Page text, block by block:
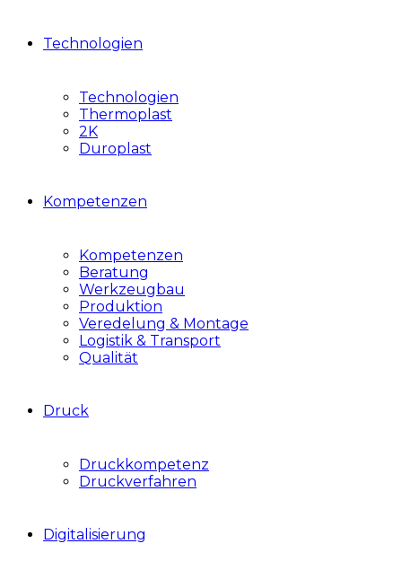
Technologien
Technologien
Thermoplast
2K
Duroplast
Kompetenzen
Kompetenzen
Beratung
Werkzeugbau
Produktion
Veredelung & Montage
Logistik & Transport
Qualität
Druck
Druckkompetenz
Druckverfahren
Digitalisierung